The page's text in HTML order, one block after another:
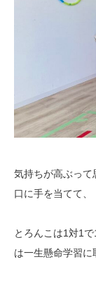
気持ちが高ぶって
口に手を当てて、
とろんこは1対1
は一生懸命学習に